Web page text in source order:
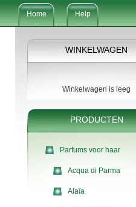
Home Help
WINKELWAGEN
Winkelwagen is leeg
PRODUCTEN
Parfums voor haar
Acqua di Parma
Alaïa